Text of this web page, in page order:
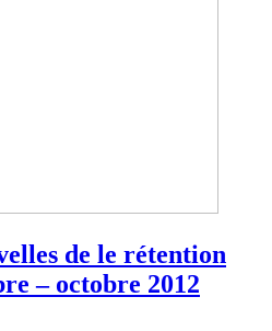
de le rétention
– octobre 2012